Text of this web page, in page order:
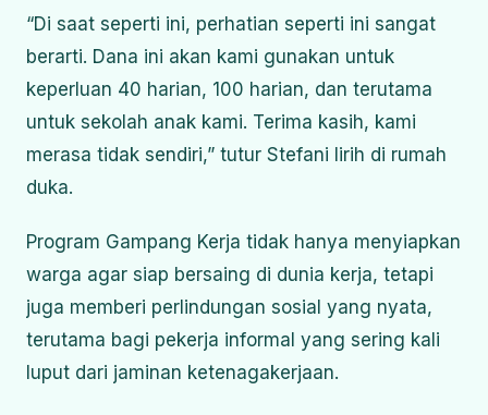
“Di saat seperti ini, perhatian seperti ini sangat
berarti. Dana ini akan kami gunakan untuk
keperluan 40 harian, 100 harian, dan terutama
untuk sekolah anak kami. Terima kasih, kami
merasa tidak sendiri,” tutur Stefani lirih di rumah
duka.
Program Gampang Kerja tidak hanya menyiapkan
warga agar siap bersaing di dunia kerja, tetapi
juga memberi perlindungan sosial yang nyata,
terutama bagi pekerja informal yang sering kali
luput dari jaminan ketenagakerjaan.